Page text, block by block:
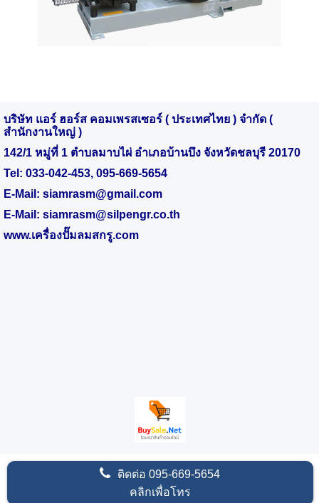
บริษัท แอร์ ฮอร์ส คอมเพรสเซอร์ ( ประเทศไทย ) จำกัด (
สำนักงานใหญ่ )
142/1 หมู่ที่ 1 ตำบลมาบไผ่ อำเภอบ้านบึง จังหวัดชลบุรี 20170
Tel: 033-042-453, 095-669-5654
E-Mail: siamrasm@gmail.com
E-Mail: siamrasm@silpengr.co.th
www.เครื่องปั๊มลมสกรู.com
ติดต่อ095-669-5654
คลิกเพื่อโทร